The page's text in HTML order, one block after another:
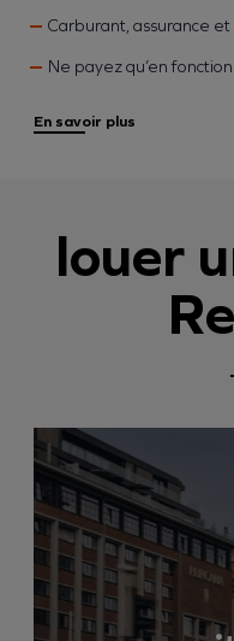
Carburant, assurance
Ne payez qu’en
En savoir plus
louer